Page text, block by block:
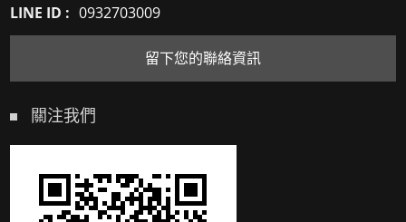
LINE ID : 0932703009
留下您的聯絡資訊
關注我們